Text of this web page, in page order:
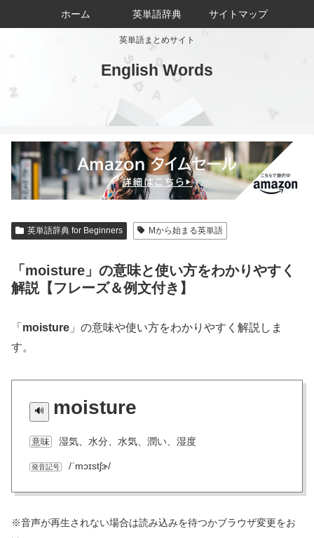
英単語まとめサイト
English Words
ホーム 英単語辞典 サイトマップ
英単語辞典 for Beginners Mから始まる英単語
「moisture」の意味と使い方をわかりやすく
解説【フレーズ＆例文付き】
「 moisture 」の意味や使い方をわかりやすく解説しま
す。
moisture
意味 湿気、水分、水気、潤い、湿度
発音記号 /ˈmɔɪstʃɝ/
※音声が再生されない場合は読み込みを待つかブラウザ変更をお